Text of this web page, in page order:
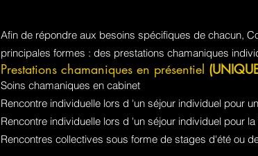
Afin de répondre aux besoins spécifiques de chacun,
principales formes : des prestations chamaniques
Prestations chamaniques en présentiel
Soins chamaniques en cabinet
Rencontre individuelle lors d 'un séjour individuel pour
Rencontre individuelle lors d 'un séjour individuel pour
Rencontres collectives sous forme de stages d'été ou